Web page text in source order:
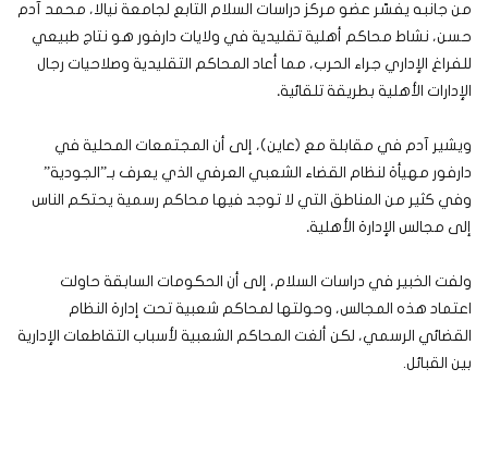
من جانبه يفسّر عضو مركز دراسات السلام التابع لجامعة نيالا، محمد آدم
حسن، نشاط محاكم أهلية تقليدية في ولايات دارفور هو نتاج طبيعي
للفراغ الإداري جراء الحرب، مما أعاد المحاكم التقليدية وصلاحيات رجال
الإدارات الأهلية بطريقة تلقائية.
ويشير آدم في مقابلة مع (عاين)، إلى أن المجتمعات المحلية في
دارفور مهيأة لنظام القضاء الشعبي العرفي الذي يعرف بـ”الجودية”
وفي كثير من المناطق التي لا توجد فيها محاكم رسمية يحتكم الناس
إلى مجالس الإدارة الأهلية.
ولفت الخبير في دراسات السلام، إلى أن الحكومات السابقة حاولت
اعتماد هذه المجالس، وحولتها لمحاكم شعبية تحت إدارة النظام
القضائي الرسمي، لكن ألغت المحاكم الشعبية لأسباب التقاطعات الإدارية
بين القبائل.